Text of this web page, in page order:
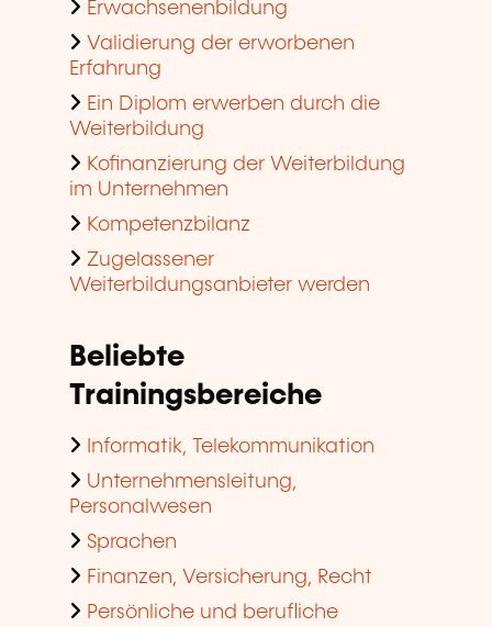
Erwachsenenbildung
Validierung der erworbenen
Erfahrung
Ein Diplom erwerben durch die
Weiterbildung
Kofinanzierung der Weiterbildung
im Unternehmen
Kompetenzbilanz
Zugelassener
Weiterbildungsanbieter werden
Beliebte
Trainingsbereiche
Informatik, Telekommunikation
Unternehmensleitung,
Personalwesen
Sprachen
Finanzen, Versicherung, Recht
Persönliche und berufliche